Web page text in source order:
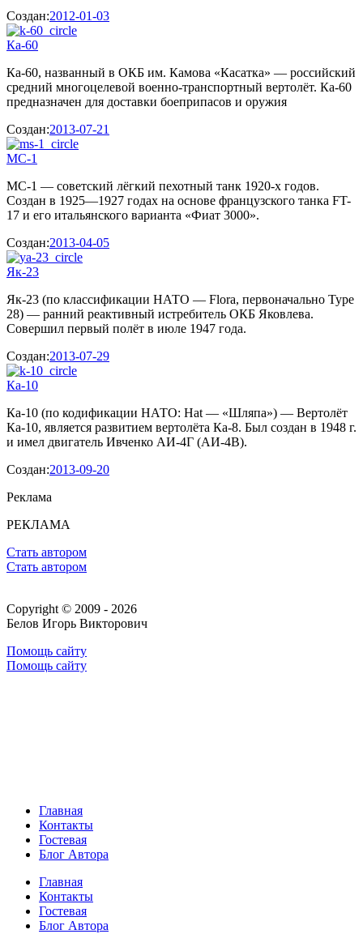
Создан:2012-01-03
Ка-60
Ка-60, названный в ОКБ им. Камова «Касатка» — российский
средний многоцелевой военно-транспортный вертолёт. Ка-60
предназначен для доставки боеприпасов и оружия
Создан:2013-07-21
МС-1
МС-1 — советский лёгкий пехотный танк 1920-х годов.
Создан в 1925—1927 годах на основе французского танка FT-
17 и его итальянского варианта «Фиат 3000».
Создан:2013-04-05
Як-23
Як-23 (по классификации НАТО — Flora, первоначально Type
28) — ранний реактивный истребитель ОКБ Яковлева.
Совершил первый полёт в июле 1947 года.
Создан:2013-07-29
Ка-10
Ка-10 (по кодификации НАТО: Hat — «Шляпа») — Вертолёт
Ка-10, является развитием вертолёта Ка-8. Был создан в 1948 г.
и имел двигатель Ивченко АИ-4Г (АИ-4В).
Создан:2013-09-20
Реклама
РЕКЛАМА
Стать автором
Стать автором
Copyright © 2009 - 2026
Белов Игорь Викторович
Помощь сайту
Помощь сайту
Главная
Контакты
Гостевая
Блог Автора
Главная
Контакты
Гостевая
Блог Автора